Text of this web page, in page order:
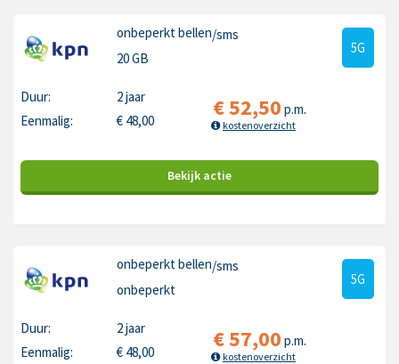
onbeperkt bellen/sms
20 GB
5G
Duur:
2 jaar
Eenmalig:
€ 48,00 €52,50 p.m.
kostenoverzicht
Bekijk actie
onbeperkt bellen/sms
onbeperkt
5G
Duur:
2 jaar
Eenmalig:
€ 48,00 €57,00 p.m.
kostenoverzicht